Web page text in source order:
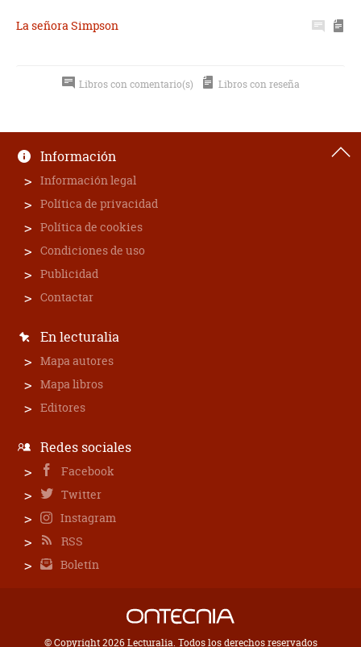
La señora Simpson
Libros con comentario(s) Libros con reseña
Información
Información legal
Política de privacidad
Política de cookies
Condiciones de uso
Publicidad
Contactar
En lecturalia
Mapa autores
Mapa libros
Editores
Redes sociales
Facebook
Twitter
Instagram
RSS
Boletín
© Copyright 2026 Lecturalia. Todos los derechos reservados